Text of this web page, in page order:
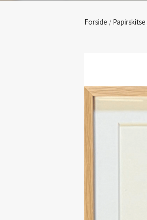
Forside / Papirskitse